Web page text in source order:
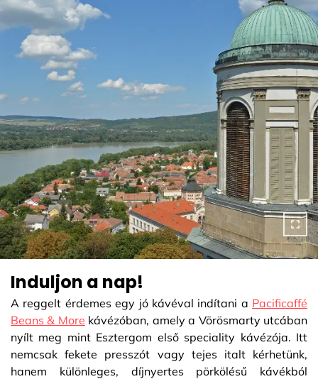
Induljon a nap!
A reggelt érdemes egy jó kávéval indítani a Pacificaffé
Beans & More kávézóban, amely a Vörösmarty utcában
nyílt meg mint Esztergom első speciality kávézója. Itt
nemcsak fekete presszót vagy tejes italt kérhetünk,
hanem különleges, díjnyertes pörkölésű kávékból